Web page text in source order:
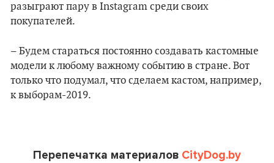
разыграют пару в Instagram среди своих
покупателей.
– Будем стараться постоянно создавать кастомные
модели к любому важному событию в стране. Вот
только что подумал, что сделаем кастом, например,
к выборам-2019.
Перепечатка материалов CityDog.by